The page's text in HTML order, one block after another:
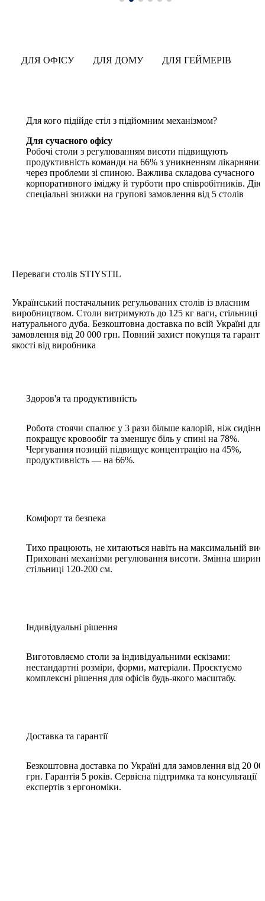
ДЛЯ ОФІСУ ДЛЯ ДОМУ ДЛЯ ГЕЙМЕРІВ
Для кого підійде стіл з підйомним механізмом?
Для сучасного офісу
Робочі столи з регулюванням висоти підвищують
продуктивність команди на 66% з уникненням лікарняних
через проблеми зі спиною. Важлива складова сучасного
корпоративного іміджу й турботи про співробітників.
спеціальні знижки на групові замовлення від 5 столів
Переваги столів STIYSTIL
Український постачальник регульованих столів із власним
виробництвом. Cтоли витримують до 125 кг ваги, cтільниці з
натурального дуба. Безкоштовна доставка по всій Україні для
замовлення від 20 000 грн. Повний захист покупця та
якості від виробника
Здоров'я та продуктивність
Робота стоячи спалює у 3 рази більше калорій, ніж
покращує кровообіг та зменшує біль у спині на 78%.
Чергування позицій підвищує концентрацію на 45%,
продуктивність — на 66%.
Комфорт та безпека
Тихо працюють, не хитаються навіть на максимальній
Приховані механізми регулювання висоти. Змінна ширина
стільниці 120-200 см.
Індивідуальні рішення
Виготовляємо столи за індивідуальними ескізами:
нестандартні розміри, форми, матеріали. Проєктуємо
комплексні рішення для офісів будь-якого масштабу.
Доставка та гарантії
Безкоштовна доставка по Україні для замовлення від 20
грн. Гарантія 5 років. Сервісна підтримка та консультації
експертів з ергономіки.